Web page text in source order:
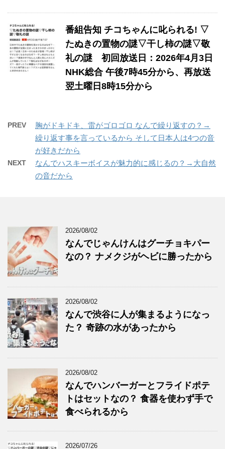
番組告知 チコちゃんに叱られる! ▽
たぬきの置物の謎▽干し柿の謎▽敬
礼の謎 初回放送日：2026年4月3日
NHK総合 午後7時45分から、再放送
翌土曜日8時15分から
PREV
胸がドキドキ、雷がゴロゴロ なんで繰り返すの？→
繰り返す事を言っているから そして日本人は4つの音
が好きだから
NEXT
なんでハスキーボイスが魅力的に感じるの？→大自然
の音だから
2026/08/02
なんでじゃんけんはグーチョキパー
なの？ ナメクジがヘビに勝ったから
2026/08/02
なんで渋谷に人が集まるようになっ
た？ 奇跡の水があったから
2026/08/02
なんでハンバーガーとフライドポテ
トはセットなの？ 食器を使わず手で
食べられるから
2026/07/26